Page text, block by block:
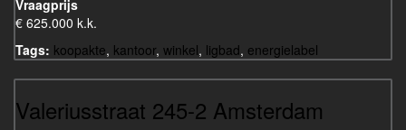
Vraagprijs
€ 625.000 k.k.
Tags: koopakte, kantoor, winkel, ligbad, energielabel
Valeriusstraat 245-2 Amsterdam